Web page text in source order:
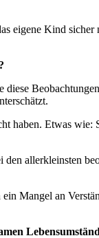
eigene Kind sicher
diese
haben. Etwas wie:
allerkleinsten
Mangel an